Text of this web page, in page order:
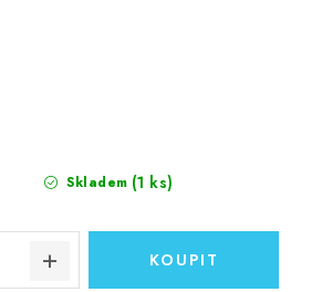
Skladem (1 ks)